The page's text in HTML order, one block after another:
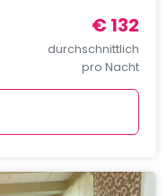
€ 132
durchschnittlich
pro Nacht